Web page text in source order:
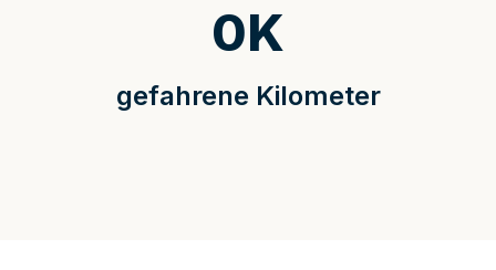
gefahrene Kilometer
0K